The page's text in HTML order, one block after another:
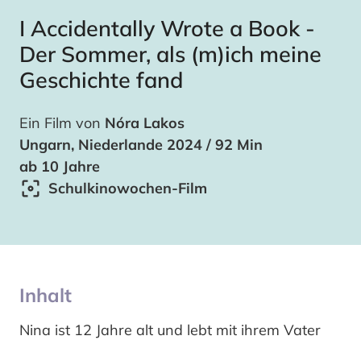
I Accidentally Wrote a Book -
Der Sommer, als (m)ich meine
Geschichte fand
Ein Film von Nóra Lakos
Ungarn, Niederlande 2024 / 92 Min
ab 10 Jahre
Schulkinowochen-Film
Inhalt
Nina ist 12 Jahre alt und lebt mit ihrem Vater